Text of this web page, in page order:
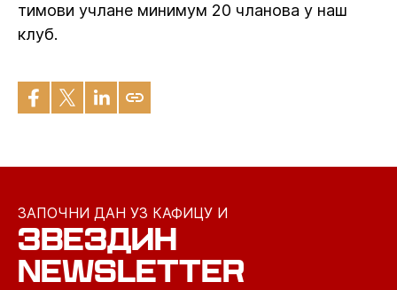
тимови учлане минимум 20 чланова у наш
клуб.
ЗАПОЧНИ ДАН УЗ КАФИЦУ И
ЗВЕЗДИН
NEWSLETTER